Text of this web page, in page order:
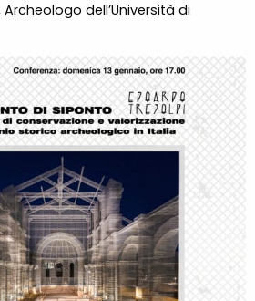
Archeologo dell’Università di